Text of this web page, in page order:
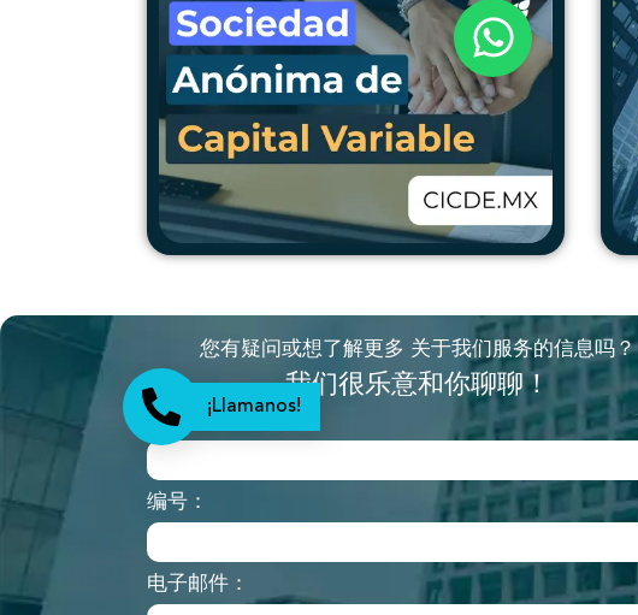
您有疑问或想了解更多 关于我们服务的信息吗？
我们很乐意和你聊聊！
姓名：
编号：
电子邮件：
¡Llamanos!